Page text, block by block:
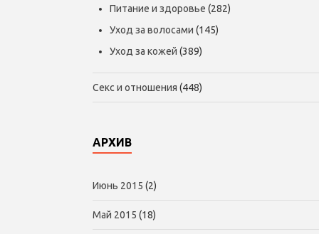
Питание и здоровье (282)
Уход за волосами (145)
Уход за кожей (389)
Секс и отношения (448)
АРХИВ
Июнь 2015 (2)
Май 2015 (18)